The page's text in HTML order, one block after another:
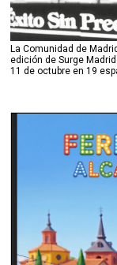
La Comunidad de
edición de Surge
11 de octubre en 19